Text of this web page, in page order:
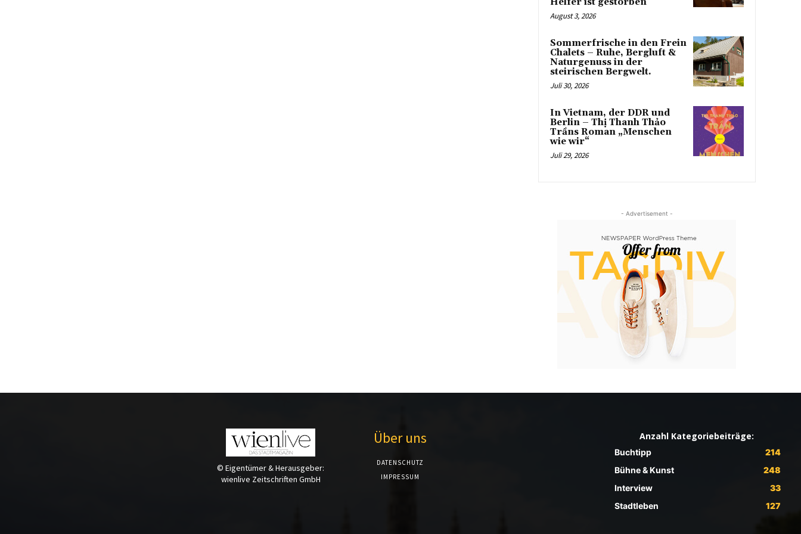
August 3, 2026
Sommerfrische in den Frein
Chalets – Ruhe, Bergluft &
Naturgenuss in der
steirischen Bergwelt.
Juli 30, 2026
In Vietnam, der DDR und
Berlin – Thị Thanh Thảo
Trầns Roman „Menschen
wie wir“
Juli 29, 2026
- Advertisement -
© Eigentümer & Herausgeber:
wienlive Zeitschriften GmbH
Über uns
DATENSCHUTZ
IMPRESSUM
Anzahl Kategoriebeiträge:
Buchtipp
214
Bühne & Kunst
248
Interview
33
Stadtleben
127